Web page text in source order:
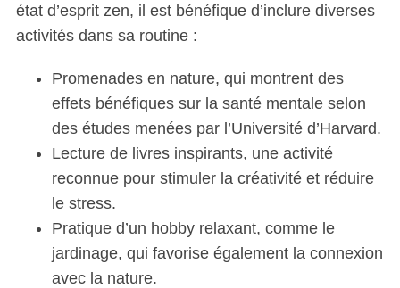
état d’esprit zen, il est bénéfique d’inclure diverses
activités dans sa routine :
Promenades en nature, qui montrent des
effets bénéfiques sur la santé mentale selon
des études menées par l’Université d’Harvard.
Lecture de livres inspirants, une activité
reconnue pour stimuler la créativité et réduire
le stress.
Pratique d’un hobby relaxant, comme le
jardinage, qui favorise également la connexion
avec la nature.